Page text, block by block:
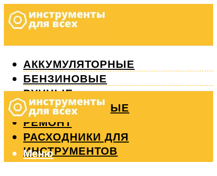
АККУМУЛЯТОРНЫЕ
БЕНЗИНОВЫЕ
РУЧНЫЕ
ИЗМЕРИТЕЛЬНЫЕ
РЕМОНТ
РАСХОДНИКИ ДЛЯ
ИНСТРУМЕНТОВ
Меню